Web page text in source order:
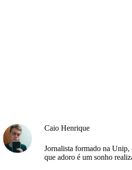
Caio Henrique
Jornalista formado na Unip,
que adoro é um sonho